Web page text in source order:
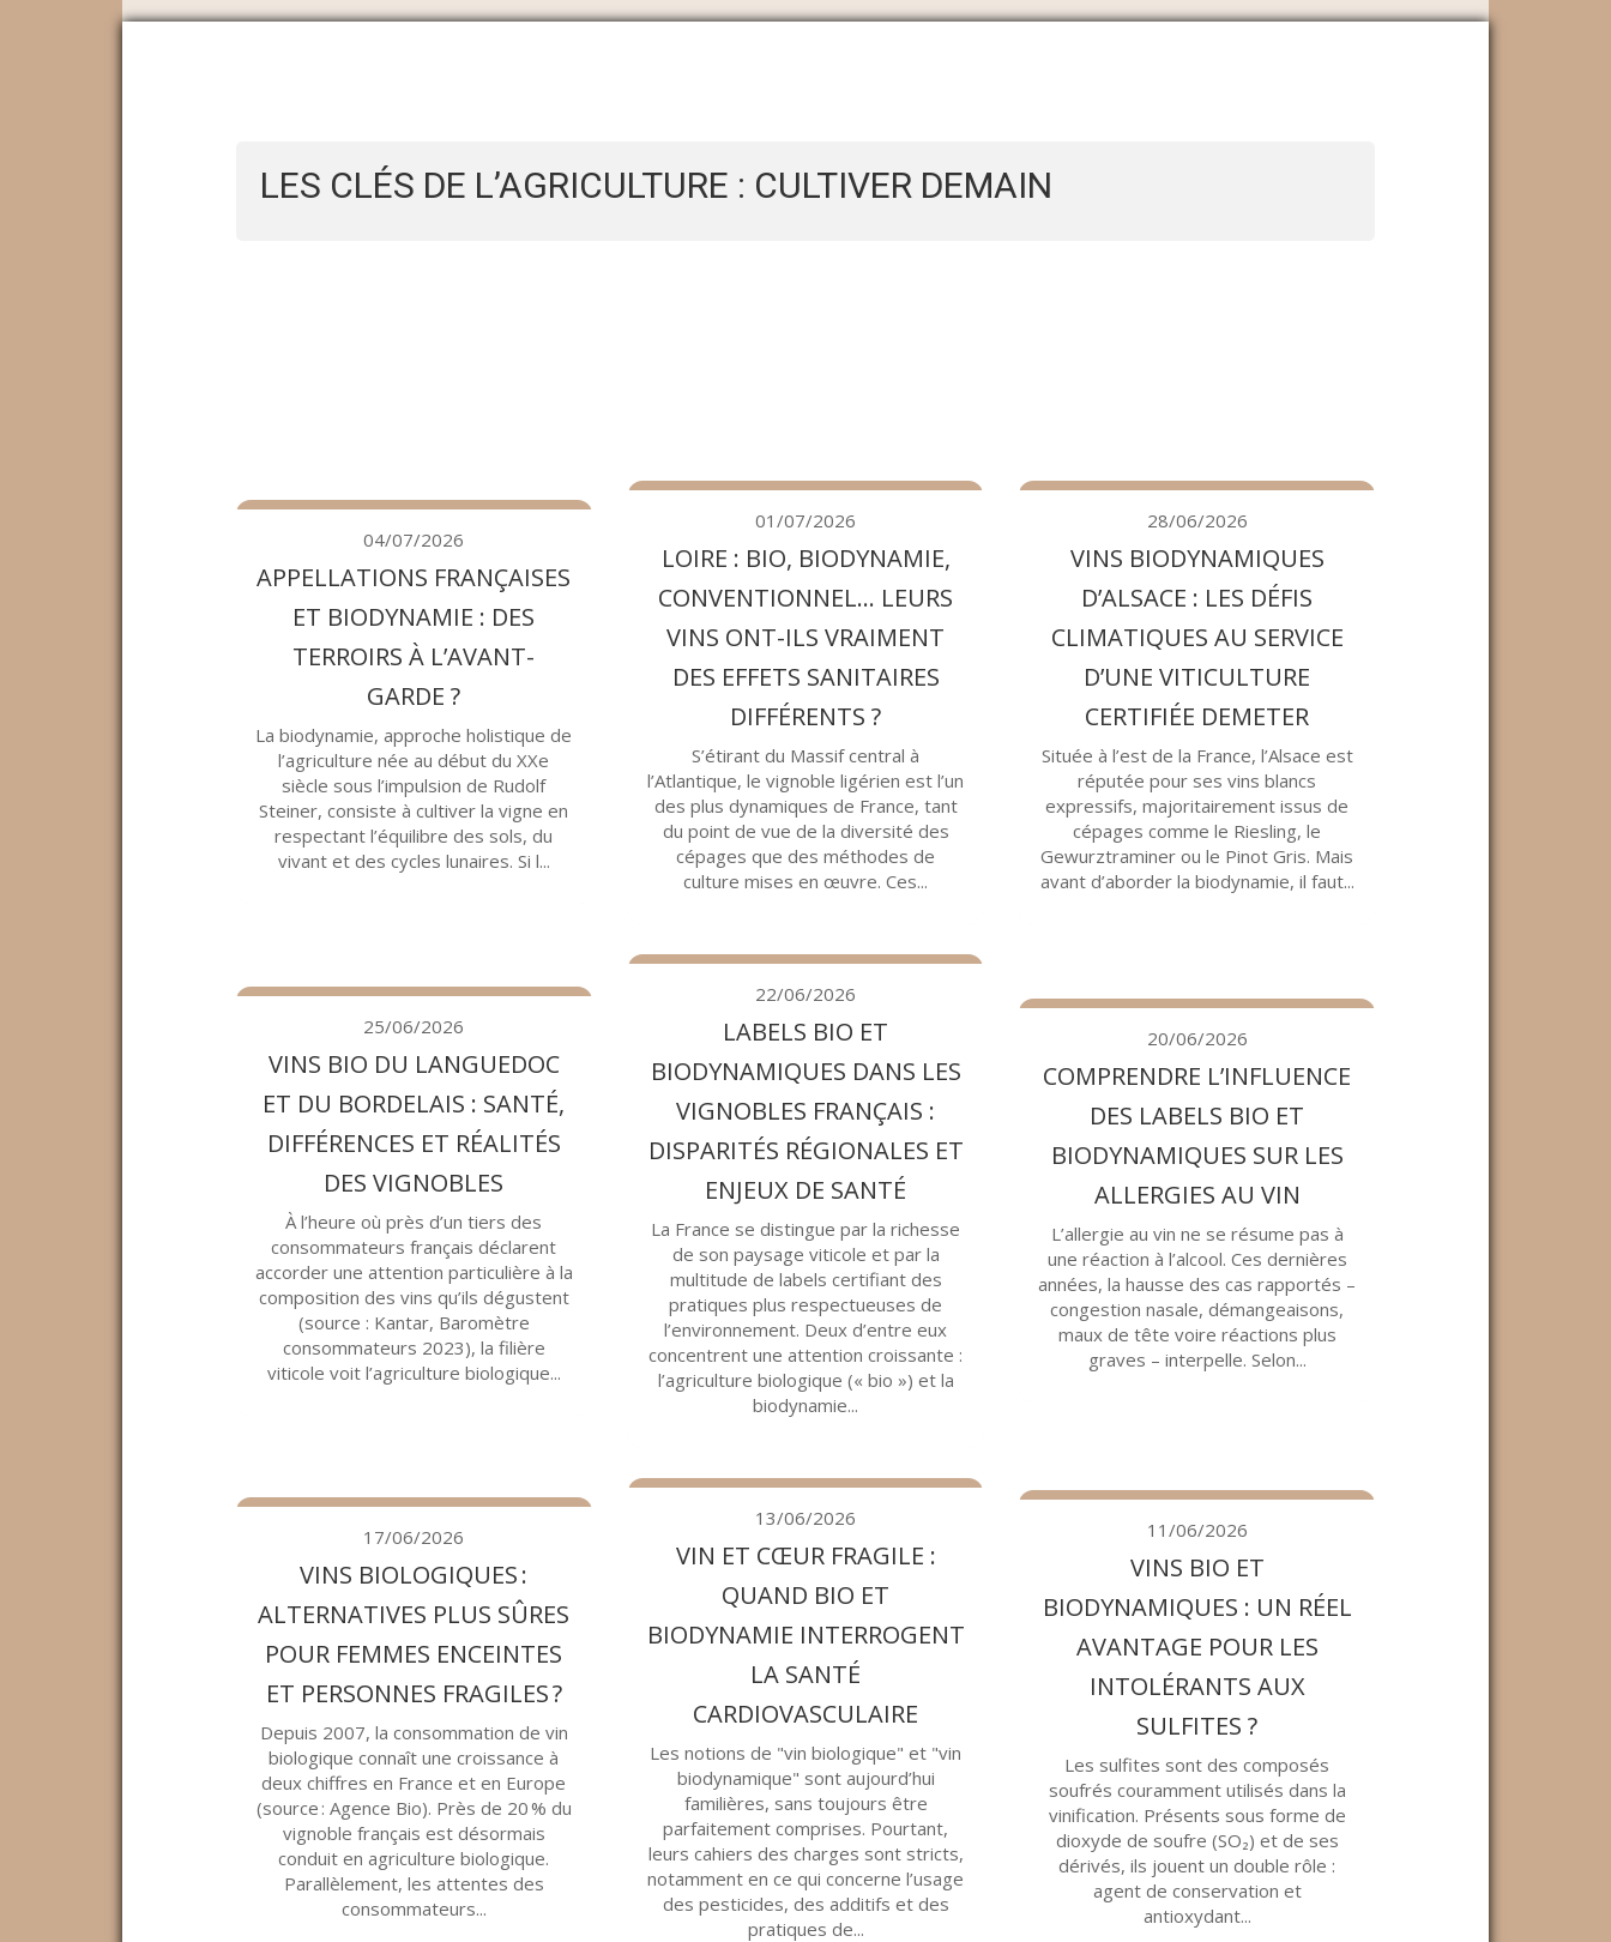
LES CLÉS DE L’AGRICULTURE : CULTIVER DEMAIN
04/07/2026
APPELLATIONS FRANÇAISES
ET BIODYNAMIE : DES
TERROIRS À L’AVANT-
GARDE ?
La biodynamie, approche holistique de
l’agriculture née au début du XXe
siècle sous l’impulsion de Rudolf
Steiner, consiste à cultiver la vigne en
respectant l’équilibre des sols, du
vivant et des cycles lunaires. Si l...
01/07/2026
LOIRE : BIO, BIODYNAMIE,
CONVENTIONNEL… LEURS
VINS ONT-ILS VRAIMENT
DES EFFETS SANITAIRES
DIFFÉRENTS ?
S’étirant du Massif central à
l’Atlantique, le vignoble ligérien est l’un
des plus dynamiques de France, tant
du point de vue de la diversité des
cépages que des méthodes de
culture mises en œuvre. Ces...
28/06/2026
VINS BIODYNAMIQUES
D’ALSACE : LES DÉFIS
CLIMATIQUES AU SERVICE
D’UNE VITICULTURE
CERTIFIÉE DEMETER
Située à l’est de la France, l’Alsace est
réputée pour ses vins blancs
expressifs, majoritairement issus de
cépages comme le Riesling, le
Gewurztraminer ou le Pinot Gris. Mais
avant d’aborder la biodynamie, il faut...
25/06/2026
VINS BIO DU LANGUEDOC
ET DU BORDELAIS : SANTÉ,
DIFFÉRENCES ET RÉALITÉS
DES VIGNOBLES
À l’heure où près d’un tiers des
consommateurs français déclarent
accorder une attention particulière à la
composition des vins qu’ils dégustent
(source : Kantar, Baromètre
consommateurs 2023), la filière
viticole voit l’agriculture biologique...
22/06/2026
LABELS BIO ET
BIODYNAMIQUES DANS LES
VIGNOBLES FRANÇAIS :
DISPARITÉS RÉGIONALES ET
ENJEUX DE SANTÉ
La France se distingue par la richesse
de son paysage viticole et par la
multitude de labels certifiant des
pratiques plus respectueuses de
l’environnement. Deux d’entre eux
concentrent une attention croissante :
l’agriculture biologique (« bio ») et la
biodynamie...
20/06/2026
COMPRENDRE L’INFLUENCE
DES LABELS BIO ET
BIODYNAMIQUES SUR LES
ALLERGIES AU VIN
L’allergie au vin ne se résume pas à
une réaction à l’alcool. Ces dernières
années, la hausse des cas rapportés –
congestion nasale, démangeaisons,
maux de tête voire réactions plus
graves – interpelle. Selon...
17/06/2026
VINS BIOLOGIQUES :
ALTERNATIVES PLUS SÛRES
POUR FEMMES ENCEINTES
ET PERSONNES FRAGILES ?
Depuis 2007, la consommation de vin
biologique connaît une croissance à
deux chiffres en France et en Europe
(source : Agence Bio). Près de 20 % du
vignoble français est désormais
conduit en agriculture biologique.
Parallèlement, les attentes des
consommateurs...
13/06/2026
VIN ET CŒUR FRAGILE :
QUAND BIO ET
BIODYNAMIE INTERROGENT
LA SANTÉ
CARDIOVASCULAIRE
Les notions de "vin biologique" et "vin
biodynamique" sont aujourd’hui
familières, sans toujours être
parfaitement comprises. Pourtant,
leurs cahiers des charges sont stricts,
notamment en ce qui concerne l’usage
des pesticides, des additifs et des
pratiques de...
11/06/2026
VINS BIO ET
BIODYNAMIQUES : UN RÉEL
AVANTAGE POUR LES
INTOLÉRANTS AUX
SULFITES ?
Les sulfites sont des composés
soufrés couramment utilisés dans la
vinification. Présents sous forme de
dioxyde de soufre (SO₂) et de ses
dérivés, ils jouent un double rôle :
agent de conservation et
antioxydant...